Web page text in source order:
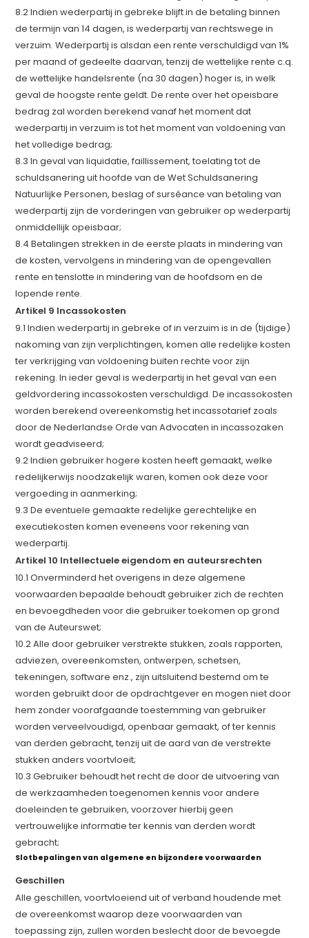
8.2 Indien wederpartij in gebreke blijft in de betaling binnen
de termijn van 14 dagen, is wederpartij van rechtswege in
verzuim. Wederpartij is alsdan een rente verschuldigd van 1%
per maand of gedeelte daarvan, tenzij de wettelijke rente c.q.
de wettelijke handelsrente (na 30 dagen) hoger is, in welk
geval de hoogste rente geldt. De rente over het opeisbare
bedrag zal worden berekend vanaf het moment dat
wederpartij in verzuim is tot het moment van voldoening van
het volledige bedrag;
8.3 In geval van liquidatie, faillissement, toelating tot de
schuldsanering uit hoofde van de Wet Schuldsanering
Natuurlijke Personen, beslag of surséance van betaling van
wederpartij zijn de vorderingen van gebruiker op wederpartij
onmiddellijk opeisbaar;
8.4 Betalingen strekken in de eerste plaats in mindering van
de kosten, vervolgens in mindering van de opengevallen
rente en tenslotte in mindering van de hoofdsom en de
lopende rente.
Artikel 9 Incassokosten
9.1 Indien wederpartij in gebreke of in verzuim is in de (tijdige)
nakoming van zijn verplichtingen, komen alle redelijke kosten
ter verkrijging van voldoening buiten rechte voor zijn
rekening. In ieder geval is wederpartij in het geval van een
geldvordering incassokosten verschuldigd. De incassokosten
worden berekend overeenkomstig het incassotarief zoals
door de Nederlandse Orde van Advocaten in incassozaken
wordt geadviseerd;
9.2 Indien gebruiker hogere kosten heeft gemaakt, welke
redelijkerwijs noodzakelijk waren, komen ook deze voor
vergoeding in aanmerking;
9.3 De eventuele gemaakte redelijke gerechtelijke en
executiekosten komen eveneens voor rekening van
wederpartij.
Artikel 10 Intellectuele eigendom en auteursrechten
10.1 Onverminderd het overigens in deze algemene
voorwaarden bepaalde behoudt gebruiker zich de rechten
en bevoegdheden voor die gebruiker toekomen op grond
van de Auteurswet;
10.2 Alle door gebruiker verstrekte stukken, zoals rapporten,
adviezen, overeenkomsten, ontwerpen, schetsen,
tekeningen, software enz., zijn uitsluitend bestemd om te
worden gebruikt door de opdrachtgever en mogen niet door
hem zonder voorafgaande toestemming van gebruiker
worden verveelvoudigd, openbaar gemaakt, of ter kennis
van derden gebracht, tenzij uit de aard van de verstrekte
stukken anders voortvloeit;
10.3 Gebruiker behoudt het recht de door de uitvoering van
de werkzaamheden toegenomen kennis voor andere
doeleinden te gebruiken, voorzover hierbij geen
vertrouwelijke informatie ter kennis van derden wordt
gebracht;
Slotbepalingen van algemene en bijzondere voorwaarden
Geschillen
Alle geschillen, voortvloeiend uit of verband houdende met
de overeenkomst waarop deze voorwaarden van
toepassing zijn, zullen worden beslecht door de bevoegde